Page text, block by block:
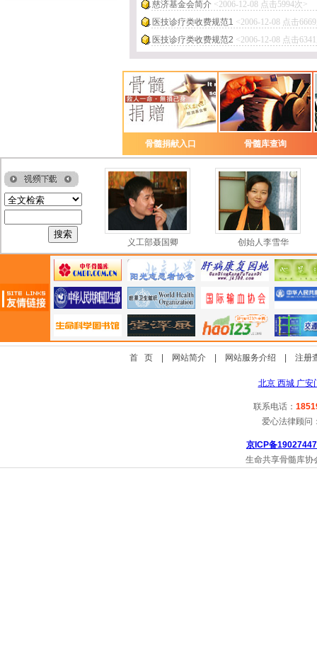
慈济基金会简介 <2006-12-08 点击5994次>
医技诊疗类收费规范1 <2006-12-08 点击
医技诊疗类收费规范2 <2006-12-08 点击
骨髓捐献入口 骨髓库查询
义工部聂国卿 创始人李雪华
首 页| 网站简介| 网站服务介绍 注册
北京 西城 广安
联系电话：
爱心法律顾问
京ICP备
生命共享骨髓库